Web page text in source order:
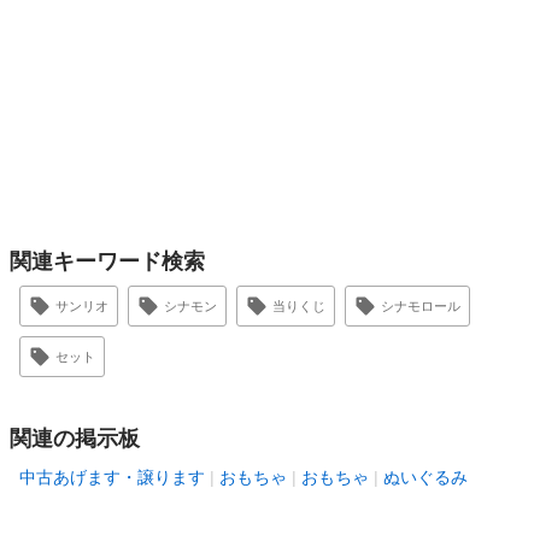
関連キーワード検索
サンリオ シナモン 当りくじ シナモロール
セット
関連の掲示板
中古あげます・譲ります おもちゃ おもちゃ ぬいぐるみ